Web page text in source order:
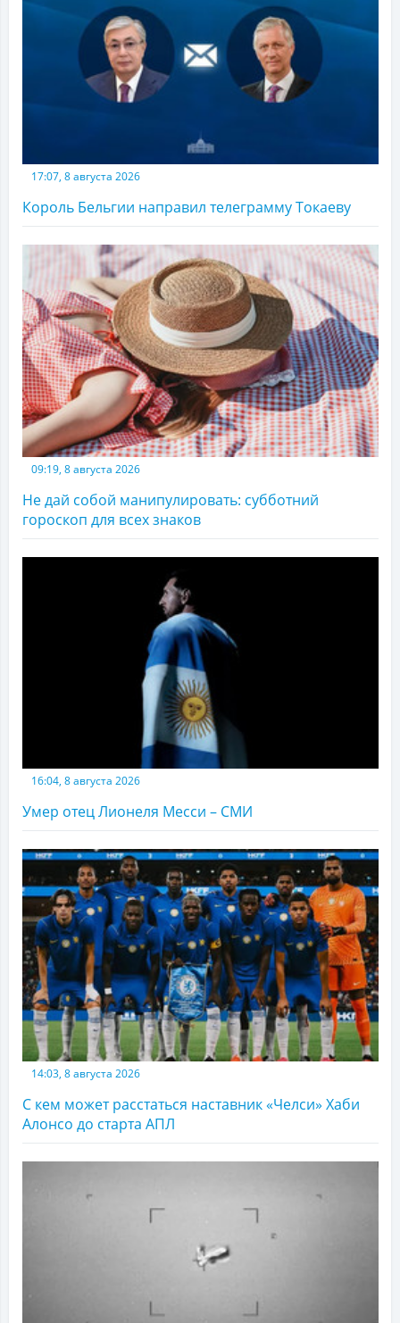
17:07, 8 августа 2026
Король Бельгии направил телеграмму Токаеву
09:19, 8 августа 2026
Не дай собой манипулировать: субботний
гороскоп для всех знаков
16:04, 8 августа 2026
Умер отец Лионеля Месси – СМИ
14:03, 8 августа 2026
С кем может расстаться наставник «Челси» Хаби
Алонсо до старта АПЛ